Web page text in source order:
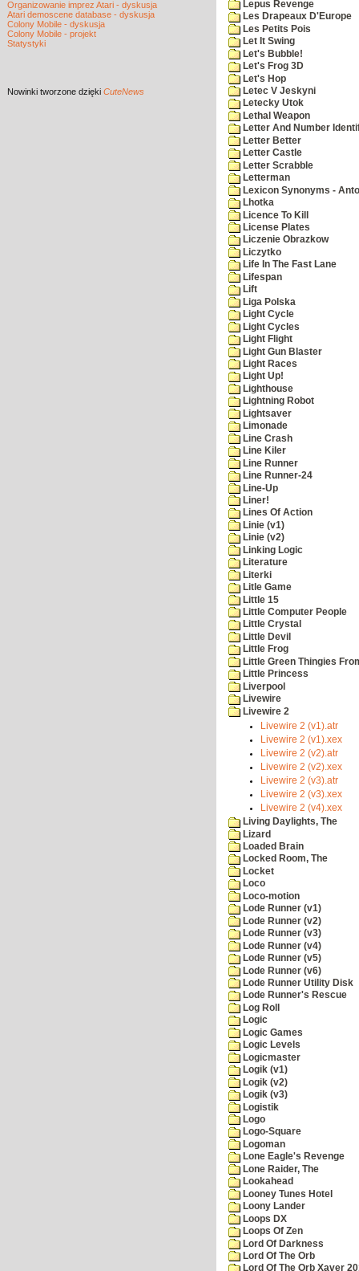
Organizowanie imprez Atari - dyskusja
Atari demoscene database - dyskusja
Colony Mobile - dyskusja
Colony Mobile - projekt
Statystyki
Nowinki tworzone dzięki CuteNews
Lepus Revenge
Les Drapeaux D'Europe
Les Petits Pois
Let It Swing
Let's Bubble!
Let's Frog 3D
Let's Hop
Letec V Jeskyni
Letecky Utok
Lethal Weapon
Letter And Number
Letter Better
Letter Castle
Letter Scrabble
Letterman
Lexicon Synonyms -
Lhotka
Licence To Kill
License Plates
Liczenie Obrazkow
Liczytko
Life In The Fast Lane
Lifespan
Lift
Liga Polska
Light Cycle
Light Cycles
Light Flight
Light Gun Blaster
Light Races
Light Up!
Lighthouse
Lightning Robot
Lightsaver
Limonade
Line Crash
Line Kiler
Line Runner
Line Runner-24
Line-Up
Liner!
Lines Of Action
Linie (v1)
Linie (v2)
Linking Logic
Literature
Literki
Litle Game
Little 15
Little Computer People
Little Crystal
Little Devil
Little Frog
Little Green Thingies
Little Princess
Liverpool
Livewire
Livewire 2
Livewire 2 (v1).atr
Livewire 2 (v1).xex
Livewire 2 (v2).atr
Livewire 2 (v2).xex
Livewire 2 (v3).atr
Livewire 2 (v3).xex
Livewire 2 (v4).xex
Living Daylights, The
Lizard
Loaded Brain
Locked Room, The
Locket
Loco
Loco-motion
Lode Runner (v1)
Lode Runner (v2)
Lode Runner (v3)
Lode Runner (v4)
Lode Runner (v5)
Lode Runner (v6)
Lode Runner Utility Disk
Lode Runner's Rescue
Log Roll
Logic
Logic Games
Logic Levels
Logicmaster
Logik (v1)
Logik (v2)
Logik (v3)
Logistik
Logo
Logo-Square
Logoman
Lone Eagle's Revenge
Lone Raider, The
Lookahead
Looney Tunes Hotel
Loony Lander
Loops DX
Loops Of Zen
Lord Of Darkness
Lord Of The Orb
Lord Of The Orb Xaver